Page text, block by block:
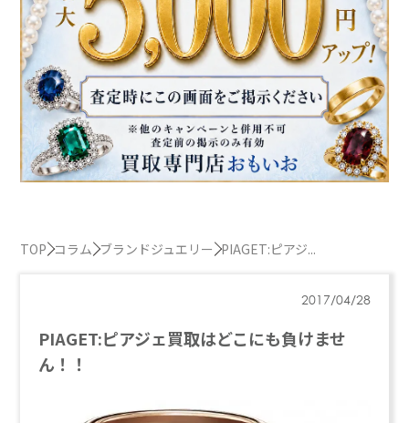
TOP コラム ブランドジュエリー PIAGET:ピアジ...
2017/04/28
PIAGET:ピアジェ買取はどこにも負けませ
ん！！